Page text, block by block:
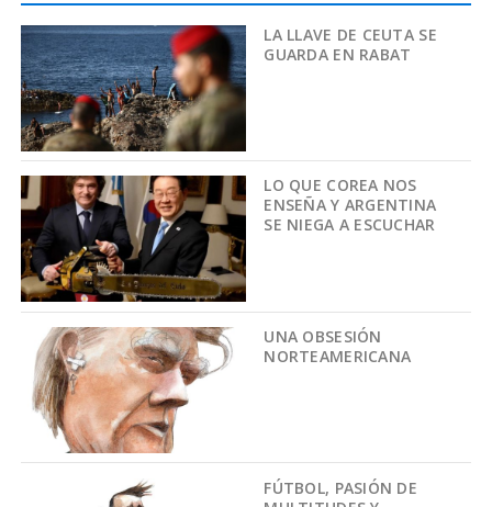
LA LLAVE DE CEUTA SE
GUARDA EN RABAT
LO QUE COREA NOS
ENSEÑA Y ARGENTINA
SE NIEGA A ESCUCHAR
UNA OBSESIÓN
NORTEAMERICANA
FÚTBOL, PASIÓN DE